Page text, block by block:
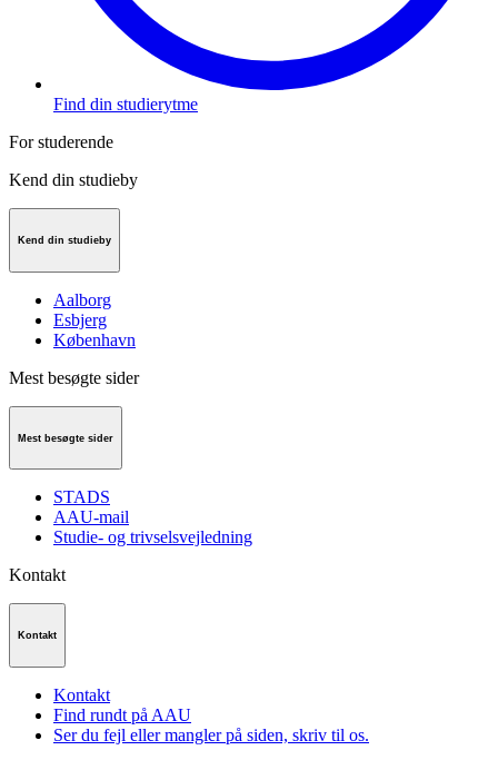
Find din studierytme
For studerende
Kend din studieby
Kend din studieby
Aalborg
Esbjerg
København
Mest besøgte sider
Mest besøgte sider
STADS
AAU-mail
Studie- og trivselsvejledning
Kontakt
Kontakt
Kontakt
Find rundt på AAU
Ser du fejl eller mangler på siden, skriv til os.